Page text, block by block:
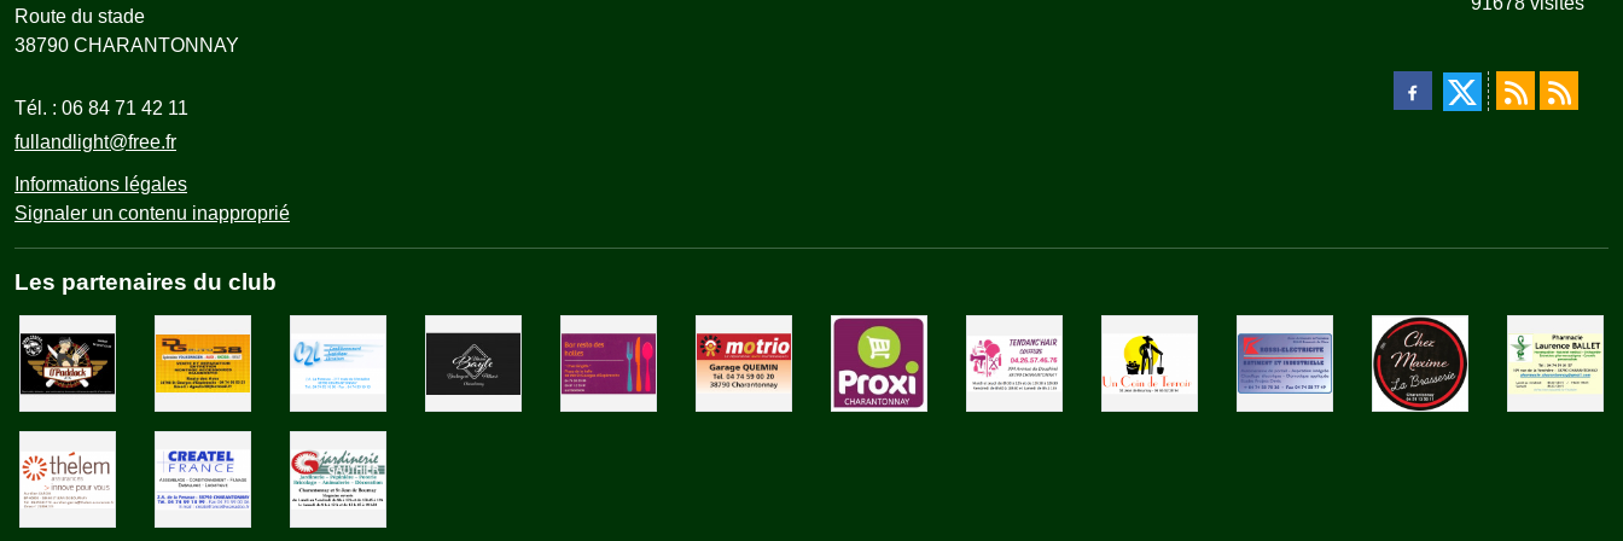
Route du stade
38790 CHARANTONNAY
Tél. : 06 84 71 42 11
fullandlight@free.fr
Informations légales
Signaler un contenu inapproprié
Les partenaires du club